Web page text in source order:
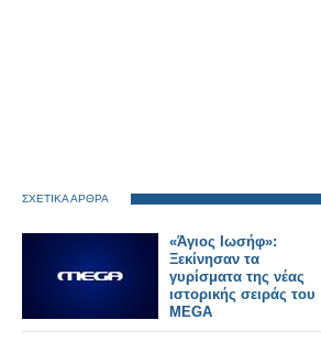
ΣΧΕΤΙΚΑ ΑΡΘΡΑ
«Άγιος Ιωσήφ»:
Ξεκίνησαν τα
γυρίσματα της νέας
ιστορικής σειράς του
MEGA